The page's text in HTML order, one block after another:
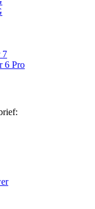
7
6 Pro